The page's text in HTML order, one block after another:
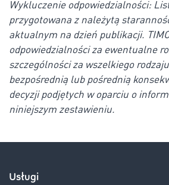
Wykluczenie odpowiedzialności:
przygotowana z należytą
aktualnym na dzień publikacji.
odpowiedzialności za ewentualne
szczególności za wszelkiego
bezpośrednią lub pośrednią
decyzji podjętych w oparciu o
niniejszym zestawieniu.
Usługi